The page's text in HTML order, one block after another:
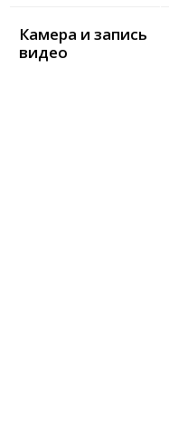
Камера и запись
видео